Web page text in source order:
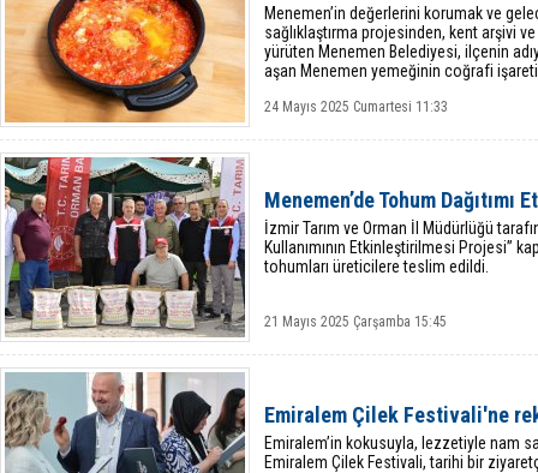
Menemen’in değerlerini korumak ve
sağlıklaştırma projesinden, kent arşivi
yürüten Menemen Belediyesi, ilçenin
aşan Menemen yemeğinin coğrafi
24 Mayıs 2025 Cumartesi 11:33
Menemen’de Tohum
İzmir Tarım ve Orman İl Müdürlüğü
Kullanımının Etkinleştirilmesi Projesi”
tohumları üreticilere teslim edildi.
21 Mayıs 2025 Çarşamba 15:45
Emiralem Çilek Festivali'ne
Emiralem’in kokusuyla, lezzetiyle nam
Emiralem Çilek Festivali, tarihi bir